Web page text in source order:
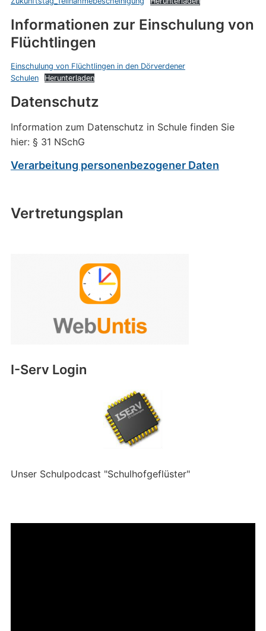
Vertretungsplan
I-Serv Login
Unser Schulpodcast "Schulhofgeflüster"
Informationen zur Einschulung von
Flüchtlingen
Einschulung von Flüchtlingen in den Dörverdener
Schulen
Herunterladen
Datenschutz
Information zum Datenschutz in Schule finden Sie
hier: § 31 NSchG
Verarbeitung personenbezogener Daten